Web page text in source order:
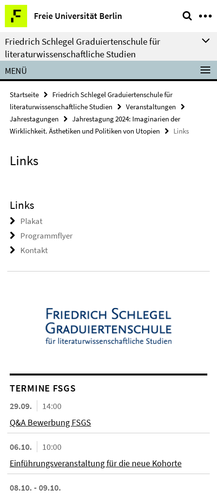
Springe
direkt
zu
Inhalt
Freie Universität Berlin
Service-
Navigation
Friedrich Schlegel Graduiertenschule für
literaturwissenschaftliche Studien
MENÜ
Startseite
Friedrich Schlegel Graduiertenschule für
literaturwissenschaftliche Studien
Veranstaltungen
Jahrestagungen
Jahrestagung 2024: Imaginarien der
Wirklichkeit. Ästhetiken und Politiken von Utopien
Links
Links
Links
Plakat
Programmflyer
Kontakt
TERMINE FSGS
29.09.
14:00
Q&A Bewerbung FSGS
06.10.
10:00
Einführungsveranstaltung für die neue Kohorte
08.10. - 09.10.